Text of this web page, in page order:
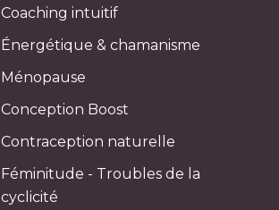
Coaching intuitif
Énergétique & chamanisme
Ménopause
Conception Boost
Contraception naturelle
Féminitude - Troubles de la
cyclicité